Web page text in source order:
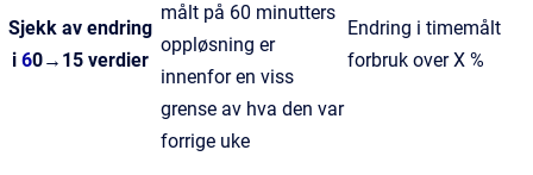
Sjekk av endring
i 60→15 verdier
målt på 60 minutters
oppløsning er
innenfor en viss
grense av hva den var
forrige uke
Endring i timemålt
forbruk over X %